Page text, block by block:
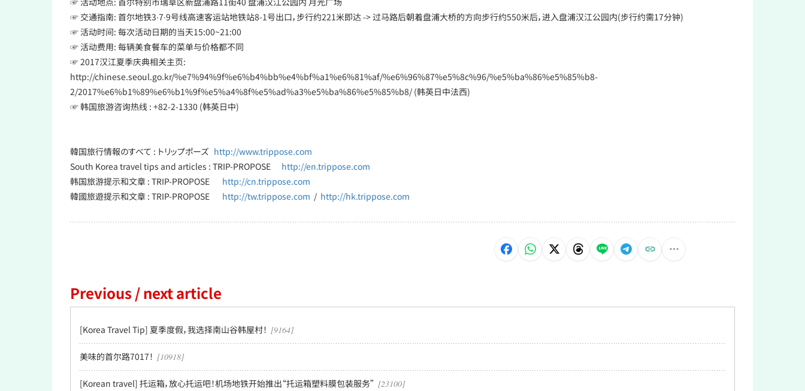
☞ 交通指南: 首尔地铁3∙7∙9号线高速客运站地铁站8-1号出口，步行约221米即达 -> 过马路后朝着盘浦大桥的方向步行约550米后，进入盘浦汉江公园内(步行约需17分钟)
☞ 活动时间: 每次活动日期的当天15:00~21:00
☞ 活动费用: 每辆美食餐车的菜单与价格都不同
☞ 2017汉江夏季庆典相关主页:
http://chinese.seoul.go.kr/%e7%94%9f%e6%b4%bb%e4%bf%a1%e6%81%af/%e6%96%87%e5%8c%96/%e5%ba%86%e5%85%b8-
2/2017%e6%b1%89%e6%b1%9f%e5%a4%8f%e5%ad%a3%e5%ba%86%e5%85%b8/ (韩英日中法西)
☞ 韩国旅游咨询热线 : +82-2-1330 (韩英日中)
韓国旅行情報のすべて : トリップポーズ http://www.trippose.com
South Korea travel tips and articles : TRIP-PROPOSE http://en.trippose.com
韩国旅游提示和文章 : TRIP-PROPOSE http://cn.trippose.com
韓國旅遊提示和文章 : TRIP-PROPOSE http://tw.trippose.com / http://hk.trippose.com
Previous / next article
[Korea Travel Tip] 夏季度假，我选择南山谷韩屋村！ [9164]
美味的首尔路7017！ [10918]
[Korean travel] 托运箱，放心托运吧！机场地铁开始推出“托运箱塑料膜包装服务” [23100]